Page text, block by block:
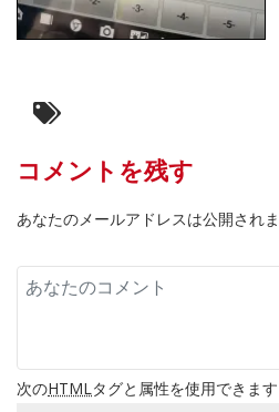
コメントを残す
あなたのメールアドレスは公開され
次のHTMLタグと属性を使用できます